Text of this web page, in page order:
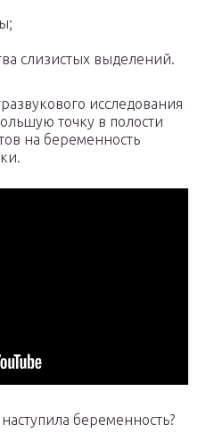
слизистых выделений.
исследования
точку в полости
на беременность
беременность?